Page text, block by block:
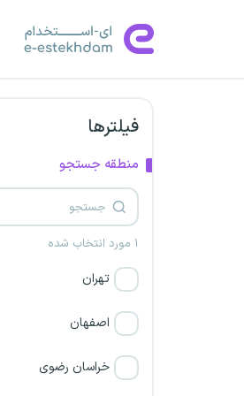
فیلترها
منطقه جستجو
۱ مورد انتخاب شده
تهران
اصفهان
خراسان رضوی